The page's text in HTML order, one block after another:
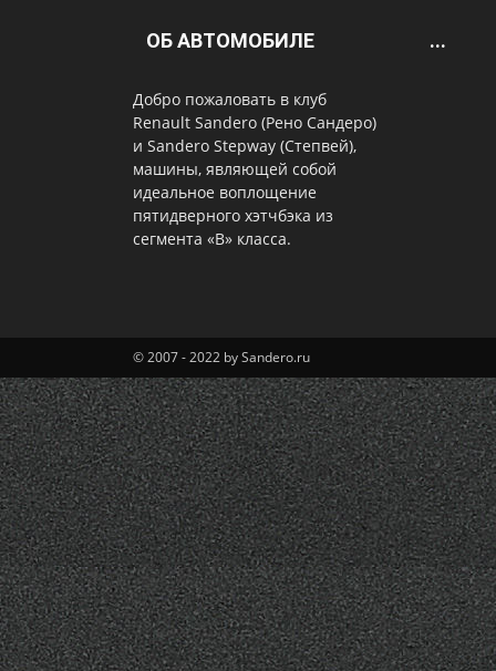
ОБ АВТОМОБИЛЕ
Добро пожаловать в клуб
Renault Sandero (Рено Сандеро)
и Sandero Stepway (Степвей),
машины, являющей собой
идеальное воплощение
пятидверного хэтчбэка из
сегмента «В» класса.
...
© 2007 - 2022 by Sandero.ru